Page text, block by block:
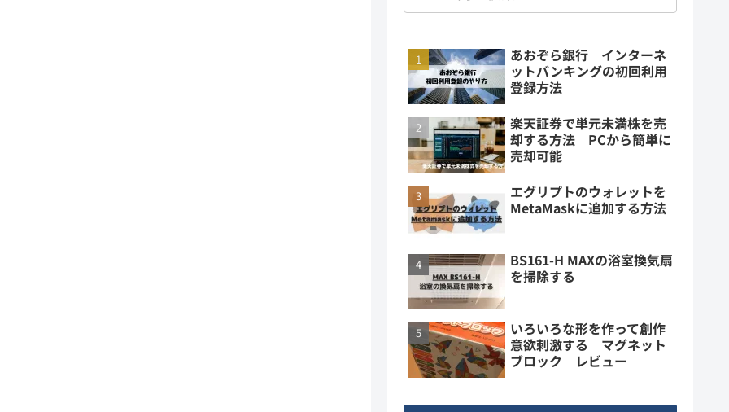
あおぞら銀行 インターネ
ットバンキングの初回利用
登録方法
楽天証券で単元未満株を売
却する方法 PCから簡単に
売却可能
エグリプトのウォレットを
MetaMaskに追加する方法
BS161-H MAXの浴室換気扇
を掃除する
いろいろな形を作って創作
意欲刺激する マグネット
ブロック レビュー